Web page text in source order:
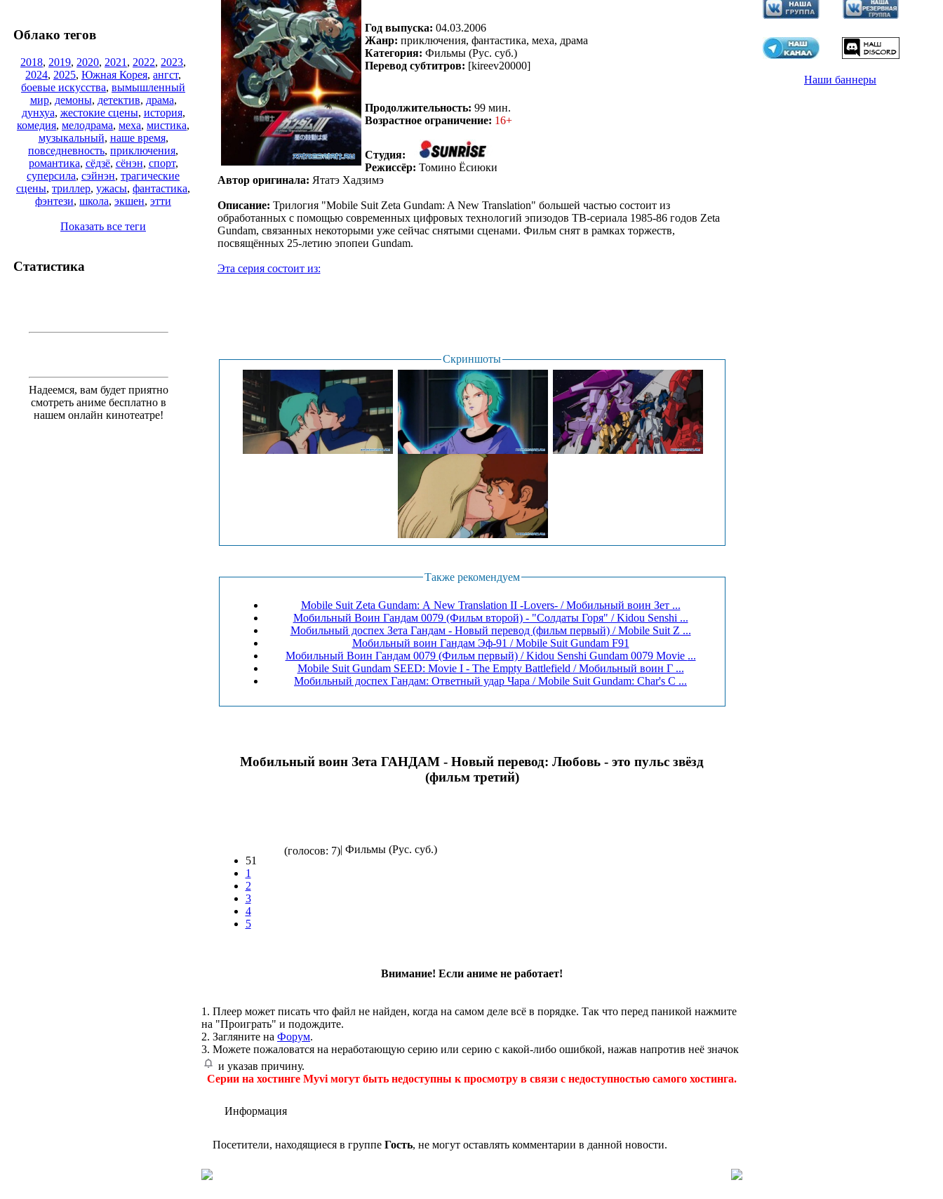
Облако тегов
2018, 2019, 2020, 2021 , 2022, 2023,
2024, 2025, Южная Корея, ангст,
боевые искусства, вымышленный
мир, демоны, детектив, драма,
дунхуа, жестокие сцены, история,
комедия, мелодрама, меха, мистика,
музыкальный, наше время,
повседневность, приключения,
романтика, сёдзё, сёнэн, спорт,
суперсила, сэйнэн, трагические
сцены, триллер, ужасы, фантастика,
фэнтези, школа, экшен, этти
Показать все теги
Статистика
Надеемся, вам будет приятно
смотреть аниме бесплатно в
нашем онлайн кинотеатре!
Год выпуска: 04.03.2006
Жанр: приключения, фантастика, меха, драма
Категория: Фильмы (Рус. суб.)
Перевод субтитров: [kireev20000]
Продолжительность: 99 мин.
Возрастное ограничение: 16+
Студия:
Режиссёр: Томино Ёсиюки
Автор оригинала: Ятатэ Хадзимэ
Описание: Трилогия "Mobile Suit Zeta Gundam: A New Translation" большей частью состоит из
обработанных с помощью современных цифровых технологий эпизодов ТВ-сериала 1985-86 годов Zeta
Gundam, связанных некоторыми уже сейчас снятыми сценами. Фильм снят в рамках торжеств,
посвящённых 25-летию эпопеи Gundam.
Эта серия состоит из:
Скриншоты
Также рекомендуем
Mobile Suit Zeta Gundam: A New Translation II -Lovers- / Мобильный воин Зет ...
Мобильный Воин Гандам 0079 (Фильм второй) - "Солдаты Горя" / Kidou Senshi ...
Мобильный доспех Зета Гандам - Новый перевод (фильм первый) / Mobile Suit Z ...
Мобильный воин Гандам Эф-91 / Mobile Suit Gundam F91
Мобильный Воин Гандам 0079 (Фильм первый) / Kidou Senshi Gundam 0079 Movie ...
Mobile Suit Gundam SEED: Movie I - The Empty Battlefield / Мобильный воин Г ...
Мобильный доспех Гандам: Ответный удар Чара / Mobile Suit Gundam: Char's C ...
Мобильный воин Зета ГАНДАМ - Новый перевод: Любовь - это пульс звёзд
(фильм третий)
51
1
2
3
4
5
(голосов: 7)| Фильмы (Рус. суб.)
Внимание! Если аниме не работает!
1. Плеер может писать что файл не найден, когда на самом деле всё в порядке. Так что перед паникой нажмите
на "Проиграть" и подождите.
2. Загляните на Форум.
3. Можете пожаловатся на неработающую серию или серию с какой-либо ошибкой, нажав напротив неё значок
и указав причину.
Серии на хостинге Myvi могут быть недоступны к просмотру в связи с недоступностью самого хостинга.
Информация
Посетители, находящиеся в группе Гость, не могут оставлять комментарии в данной новости.
Наши баннеры